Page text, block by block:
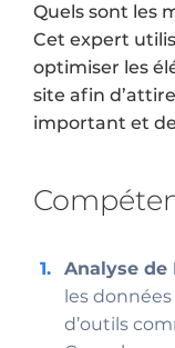
Quels sont les
Cet expert
optimiser les
site afin
important et
Analyse de
les
d’outils